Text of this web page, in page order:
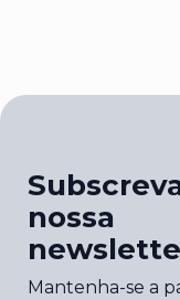
nossa
Mantenha-se a